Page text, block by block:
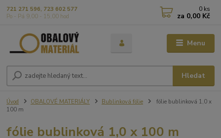
Menu
Hledat
721 271 596, 723 602 577
Po - Pá 9,00 - 15,00 hod
0 ks
za 0,00 Kč
Úvod OBALOVÉ MATERIÁLY Bublinková fólie
fólie bublinková 1,0 x
100 m
fólie bublinková 1,0 x 100 m